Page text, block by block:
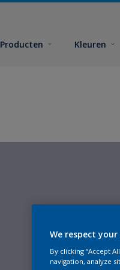
Producten Kleuren
We respect your
By clicking “Accept
navigation, analyze